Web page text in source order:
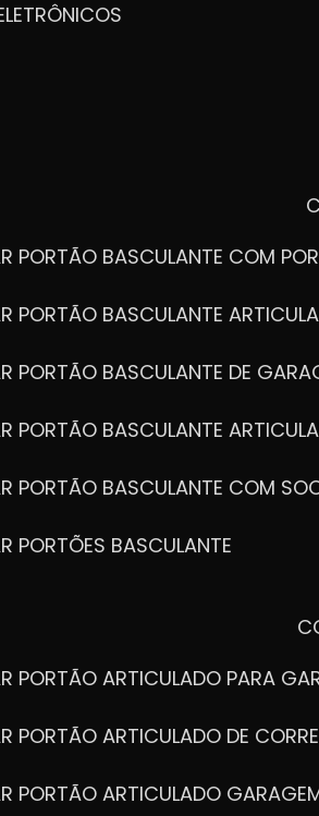
PORTÃO BASCULANTE COM
PORTÃO BASCULANTE
PORTÃO BASCULANTE DE
PORTÃO BASCULANTE
PORTÃO BASCULANTE COM
PORTÕES BASCULANTE
PORTÃO ARTICULADO PARA
PORTÃO ARTICULADO DE
PORTÃO ARTICULADO